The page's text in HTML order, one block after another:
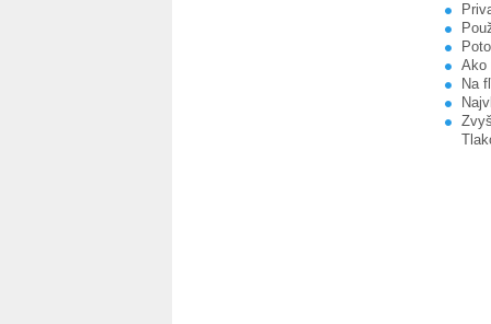
Ako
Na